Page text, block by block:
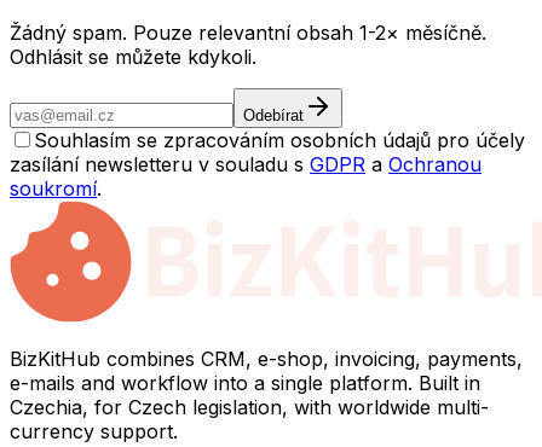
Žádný spam. Pouze relevantní obsah 1-2× měsíčně.
Odhlásit se můžete kdykoli.
Odebírat
Souhlasím se zpracováním osobních údajů pro účely
zasílání newsletteru v souladu s GDPR a Ochranou
soukromí.
BizKitHub combines CRM, e-shop, invoicing, payments,
e-mails and workflow into a single platform. Built in
Czechia, for Czech legislation, with worldwide multi-
currency support.